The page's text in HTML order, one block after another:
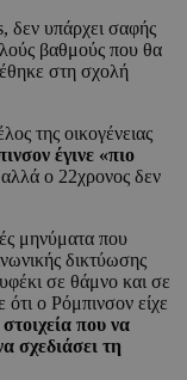
δεν υπάρχει σαφής
βαθμούς που θα
στη σχολή
της οικογένειας
έγινε «πιο
ο 22χρονος δεν
μηνύματα που
δικτύωσης
σε θάμνο και σε
ο Ρόμπινσον είχε
που να
σχεδιάσει τη